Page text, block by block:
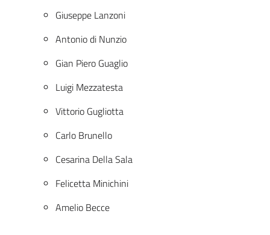
Giuseppe Lanzoni
Antonio di Nunzio
Gian Piero Guaglio
Luigi Mezzatesta
Vittorio Gugliotta
Carlo Brunello
Cesarina Della Sala
Felicetta Minichini
Amelio Becce